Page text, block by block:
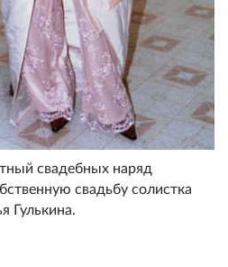
свадебных наряд
свадьбу солистка
Гулькина.